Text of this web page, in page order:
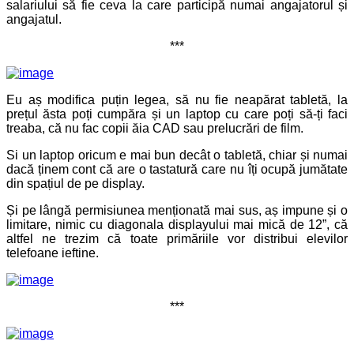
salariului să fie ceva la care participă numai angajatorul și
angajatul.
***
Eu aș modifica puțin legea, să nu fie neapărat tabletă, la
prețul ăsta poți cumpăra și un laptop cu care poți să-ți faci
treaba, că nu fac copii ăia CAD sau prelucrări de film.
Si un laptop oricum e mai bun decât o tabletă, chiar și numai
dacă ținem cont că are o tastatură care nu îți ocupă jumătate
din spațiul de pe display.
Și pe lângă permisiunea menționată mai sus, aș impune și o
limitare, nimic cu diagonala displayului mai mică de 12”, că
altfel ne trezim că toate primăriile vor distribui elevilor
telefoane ieftine.
***